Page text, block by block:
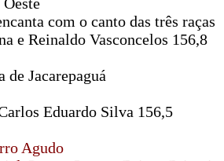
com o canto das três raças
e Reinaldo Vasconcelos 156,8
de Jacarepaguá
Eduardo Silva 156,5
Agudo